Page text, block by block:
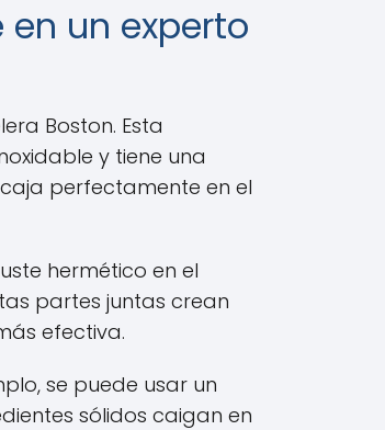
un experto
Boston. Esta
y tiene una
perfectamente en el
hermético en el
partes juntas crean
efectiva.
se puede usar un
sólidos caigan en